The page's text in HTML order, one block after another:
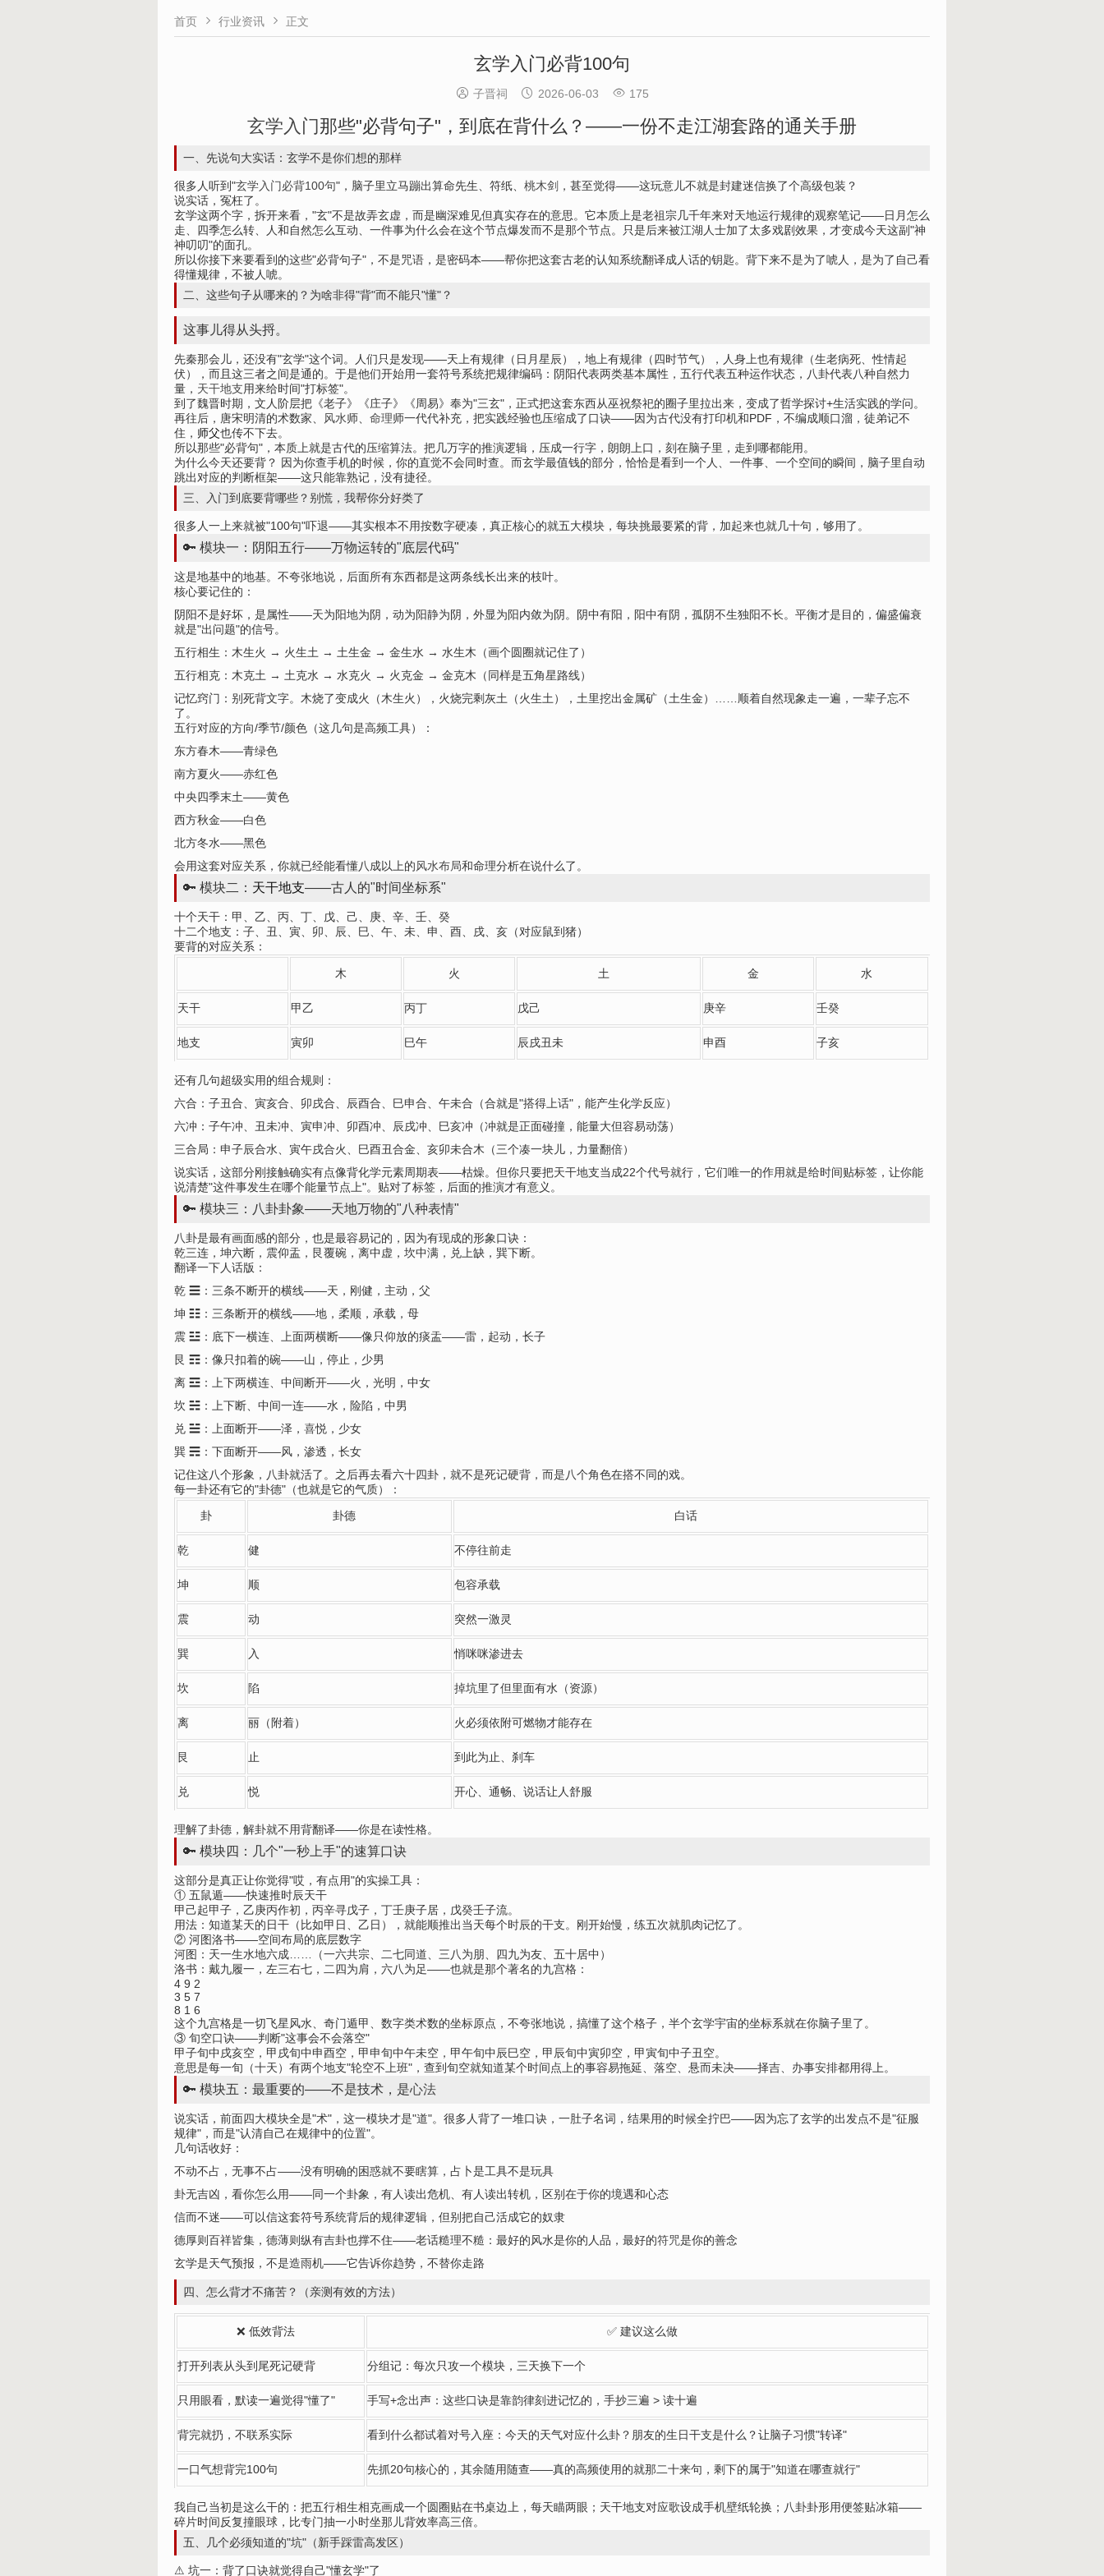
首页  行业资讯  正文
玄学入门必背100句
 子晋祠  2026-06-03  175
玄学入门那些"必背句子"，到底在背什么？——一份不走江湖套路的通关手册
一、先说句大实话：玄学不是你们想的那样
很多人听到"玄学入门必背100句"，脑子里立马蹦出算命先生、符纸、 桃木剑 ，甚至觉得——这玩意儿不就是封建迷信换了个高级包装？
说实话，冤枉了。
玄学这两个字，拆开来看，"玄"不是故弄玄虚，而是幽深难见但真实存在的意思。它本质上是老祖宗几千年来对天地运行规律的观察笔记——日月怎么
走、四季怎么转、人和自然怎么互动、一件事为什么会在这个节点爆发而不是那个节点。只是后来被江湖人士加了太多戏剧效果，才变成今天这副"神
神叨叨"的面孔。
所以你接下来要看到的这些"必背句子"，不是咒语，是密码本——帮你把这套古老的认知系统翻译成人话的钥匙。背下来不是为了唬人，是为了自己看
得懂规律，不被人唬。
二、这些句子从哪来的？为啥非得"背"而不能只"懂"？
这事儿得从头捋。
先秦那会儿，还没有"玄学"这个词。人们只是发现——天上有规律（日月星辰），地上有规律（四时节气），人身上也有规律（生老病死、性情起
伏），而且这三者之间是通的。于是他们开始用一套符号系统把规律编码：阴阳代表两类基本属性，五行代表五种运作状态，八卦代表八种自然力
量， 天干地支用来给时间"打标签"。
到了魏晋时期，文人阶层把《老子》《庄子》《周易》奉为"三玄"，正式把这套东西从巫祝祭祀的圈子里拉出来，变成了哲学探讨+生活实践的学问。
再往后，唐宋明清的术数家、
风水师、 命理师一代代补充，把实践经验也压缩成了口诀——因为古代没有打印机和PDF，不编成顺口溜，徒弟记不
住， 师父也传不下去。
所以那些"必背句"，本质上就是古代的压缩算法。把几万字的推演逻辑，压成一行字，朗朗上口，刻在脑子里，走到哪都能用。
为什么今天还要背？ 因为你查手机的时候，你的直觉不会同时查。而玄学最值钱的部分，恰恰是看到一个人、一件事、一个空间的瞬间，脑子里自动
跳出对应的判断框架——这只能靠熟记，没有捷径。
三、入门到底要背哪些？别慌，我帮你分好类了
很多人一上来就被"100句"吓退——其实根本不用按数字硬凑，真正核心的就五大模块，每块挑最要紧的背，加起来也就几十句，够用了。
🔑 模块一：阴阳五行——万物运转的"底层代码"
这是地基中的地基。不夸张地说，后面所有东西都是这两条线长出来的枝叶。
核心要记住的：
阴阳不是好坏，是属性——天为阳地为阴，动为阳静为阴，外显为阳内敛为阴。阴中有阳，阳中有阴，孤阴不生独阳不长。平衡才是目的，偏盛偏衰
就是"出问题"的信号。
五行相生：木生火 → 火生土 → 土生金 → 金生水 → 水生木（画个圆圈就记住了）
五行相克：木克土 → 土克水 → 水克火 → 火克金 → 金克木（同样是五角星路线）
记忆窍门：别死背文字。木烧了变成火（木生火），火烧完剩灰土（火生土），土里挖出金属矿（土生金）……顺着自然现象走一遍，一辈子忘不
了。
五行对应的方向/季节/颜色（这几句是高频工具）：
东方春木——青绿色
南方夏火——赤红色
中央四季末土——黄色
西方秋金——白色
北方冬水——黑色
会用这套对应关系，你就已经能看懂八成以上的风水布局和命理分析在说什么了。
🔑 模块二： 天干地支——古人的"时间坐标系"
十个天干：甲、乙、丙、丁、戊、己、庚、辛、壬、癸
十二个地支：子、丑、寅、卯、辰、巳、午、未、申、酉、戌、亥（对应鼠到猪）
要背的对应关系：
木 火 土 金 水
天干 甲乙 丙丁 戊己 庚辛 壬癸
地支 寅卯 巳午 辰戌丑未 申酉 子亥
还有几句超级实用的组合规则：
六合：子丑合、寅亥合、卯戌合、辰酉合、巳申合、午未合（合就是"搭得上话"，能产生化学反应）
六冲：子午冲、丑未冲、寅申冲、卯酉冲、辰戌冲、巳亥冲（冲就是正面碰撞，能量大但容易动荡）
三合局：申子辰合水、寅午戌合火、巳酉丑合金、亥卯未合木（三个凑一块儿，力量翻倍）
说实话，这部分刚接触确实有点像背化学元素周期表——枯燥。但你只要把天干地支当成22个代号就行，它们唯一的作用就是给时间贴标签，让你能
说清楚"这件事发生在哪个能量节点上"。贴对了标签，后面的推演才有意义。
🔑 模块三：八卦卦象——天地万物的"八种表情"
八卦是最有画面感的部分，也是最容易记的，因为有现成的形象口诀：
乾三连，坤六断，震仰盂，艮覆碗，离中虚，坎中满，兑上缺，巽下断。
翻译一下人话版：
乾 ☰：三条不断开的横线——天，刚健，主动，父
坤 ☷：三条断开的横线——地，柔顺，承载，母
震 ☳：底下一横连、上面两横断——像只仰放的痰盂——雷，起动，长子
艮 ☶：像只扣着的碗——山，停止，少男
离 ☲：上下两横连、中间断开——火，光明，中女
坎 ☵：上下断、中间一连——水，险陷，中男
兑 ☱：上面断开——泽， 喜悦，少女
巽 ☴：下面断开——风，渗透，长女
记住这八个形象，八卦就活了。之后再去看六十四卦，就不是死记硬背，而是八个角色在搭不同的戏。
每一卦还有它的"卦德"（也就是它的气质）：
卦
卦德 白话
乾 健 不停往前走
坤 顺 包容承载
震 动 突然一激灵
巽 入 悄咪咪渗进去
坎 陷 掉坑里了但里面有水（资源）
离 丽（附着） 火必须依附可燃物才能存在
艮 止 到此为止、刹车
兑 悦 开心、通畅、说话让人舒服
理解了卦德，解卦就不用背翻译——你是在读性格。
🔑 模块四：几个"一秒上手"的速算口诀
这部分是真正让你觉得"哎，有点用"的实操工具：
① 五鼠遁——快速推时辰天干
甲己起甲子，乙庚丙作初，丙辛寻戊子，丁壬庚子居，戊癸壬子流。
用法：知道某天的日干（比如甲日、乙日），就能顺推出当天每个时辰的干支。刚开始慢，练五次就肌肉记忆了。
② 河图洛书——空间布局的底层数字
河图：天一生水地六成……（一六共宗、二七同道、三八为朋、四九为友、五十居中）
洛书：戴九履一，左三右七，二四为肩，六八为足——也就是那个著名的九宫格：
4 9 2
3 5 7
8 1 6
这个九宫格是一切飞星风水、奇门遁甲、数字类术数的坐标原点，不夸张地说，搞懂了这个格子，半个玄学宇宙的坐标系就在你脑子里了。
③ 旬空口诀——判断"这事会不会落空"
甲子旬中戌亥空，甲戌旬中申酉空，甲申旬中午未空，甲午旬中辰巳空，甲辰旬中寅卯空，甲寅旬中子丑空。
意思是每一旬（十天）有两个地支"轮空不上班"，查到旬空就知道某个时间点上的事容易拖延、落空、悬而未决——择吉、办事安排都用得上。
🔑 模块五：最重要的——不是技术，是心法
说实话，前面四大模块全是"术"，这一模块才是"道"。很多人背了一堆口诀，一肚子名词，结果用的时候全拧巴——因为忘了玄学的出发点不是"征服
规律"，而是"认清自己在规律中的位置"。
几句话收好：
不动不占，无事不占——没有明确的困惑就不要瞎算，占卜是工具不是玩具
卦无吉凶，看你怎么用——同一个卦象，有人读出危机、有人读出转机，区别在于你的境遇和心态
信而不迷——可以信这套符号系统背后的规律逻辑，但别把自己活成它的奴隶
德厚则百祥皆集，德薄则纵有吉卦也撑不住——老话糙理不糙：最好的风水是你的人品，最好的符咒是你的善念
玄学是天气预报，不是造雨机——它告诉你趋势，不替你走路
四、怎么背才不痛苦？（亲测有效的方法）
❌ 低效背法 ✅ 建议这么做
打开列表从头到尾死记硬背 分组记：每次只攻一个模块，三天换下一个
只用眼看，默读一遍觉得"懂了" 手写+念出声：这些口诀是靠韵律刻进记忆的，手抄三遍 > 读十遍
背完就扔，不联系实际 看到什么都试着对号入座：今天的天气对应什么卦？朋友的生日干支是什么？让脑子习惯"转译"
一口气想背完100句 先抓20句核心的，其余随用随查——真的高频使用的就那二十来句，剩下的属于"知道在哪查就行"
我自己当初是这么干的：把五行相生相克画成一个圆圈贴在书桌边上，每天瞄两眼；天干地支对应歌设成手机壁纸轮换；八卦卦形用便签贴冰箱——
碎片时间反复撞眼球，比专门抽一小时坐那儿背效率高三倍。
五、几个必须知道的"坑"（新手踩雷高发区）
⚠ 坑一：背了口诀就觉得自己"懂玄学"了